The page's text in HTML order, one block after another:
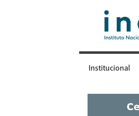
Institucional